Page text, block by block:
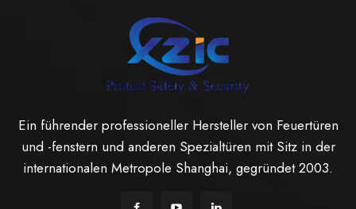
Ein führender professioneller Hersteller von Feuertüren
und -fenstern und anderen Spezialtüren mit Sitz in der
internationalen Metropole Shanghai, gegründet 2003.